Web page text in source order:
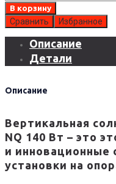
товара
Вертикальная
панель
SolarWrap
140
В корзину
Сравнить Избранное
Описание
Детали
Описание
Вертикальная
NQ 140 Вт – это
и инновационные
установки на